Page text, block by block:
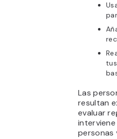
Las
resultan
evaluar
personas